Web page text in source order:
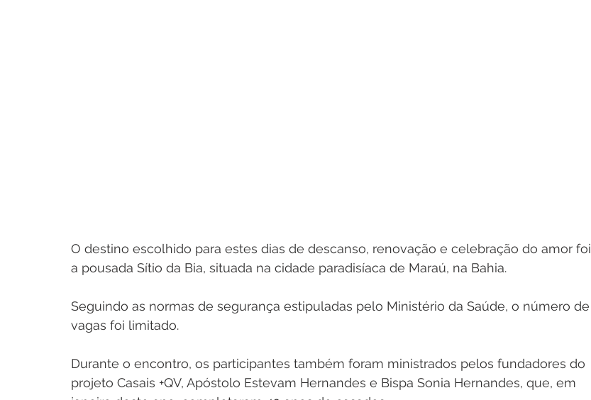
O destino escolhido para estes dias de descanso, renovação e celebração do amor foi
a pousada Sítio da Bia, situada na cidade paradisíaca de Maraú, na Bahia.
Seguindo as normas de segurança estipuladas pelo Ministério da Saúde, o número de
vagas foi limitado.
Durante o encontro, os participantes também foram ministrados pelos fundadores do
projeto Casais +QV, Apóstolo Estevam Hernandes e Bispa Sonia Hernandes, que, em